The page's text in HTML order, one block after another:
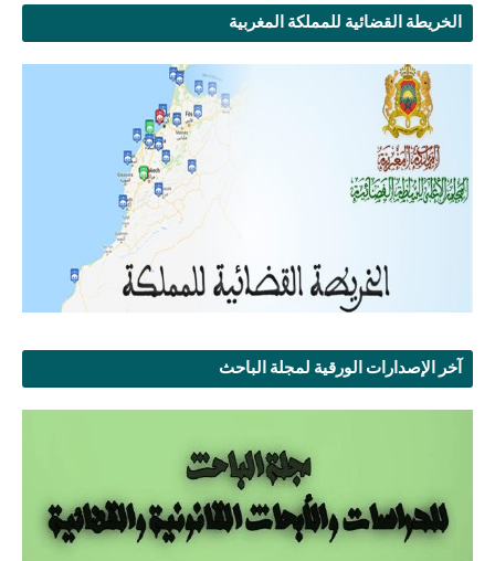
الخريطة القضائية للمملكة المغربية
آخر الإصدارات الورقية لمجلة الباحث